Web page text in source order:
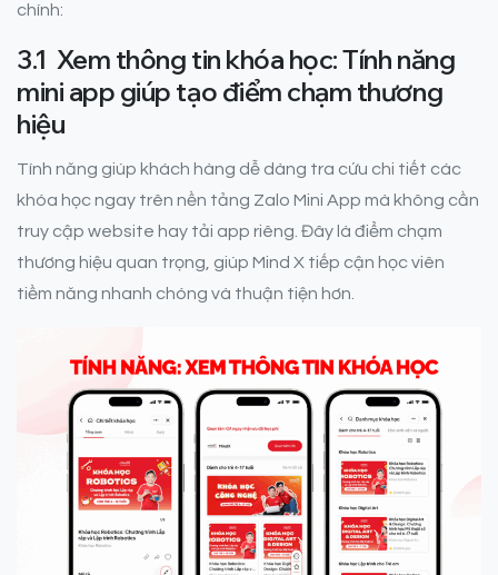
chính:
3.1 Xem thông tin khóa học: Tính năng
mini app giúp tạo điểm chạm thương
hiệu
Tính năng giúp khách hàng dễ dàng tra cứu chi tiết các
khóa học ngay trên nền tảng Zalo Mini App mà không cần
truy cập website hay tải app riêng. Đây là điểm chạm
thương hiệu quan trọng, giúp Mind X tiếp cận học viên
tiềm năng nhanh chóng và thuận tiện hơn.